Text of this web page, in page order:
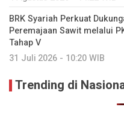
BRK Syariah Perkuat
Peremajaan Sawit melalui
Tahap V
31 Juli 2026 - 10:20 WIB
Trending di